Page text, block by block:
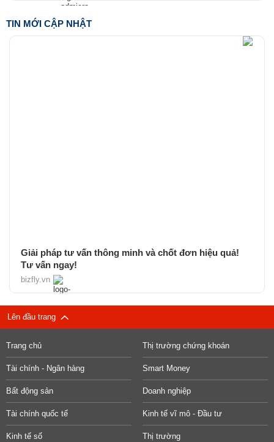
TIN MỚI CẬP NHẬT
Giải pháp tư vấn thông minh và chốt đơn hiệu quả!
Tư vấn ngay!
bizfly.vn
Lên đầu trang
Trang chủ Thị trường chứng khoán
Tài chính - Ngân hàng Smart Money
Bất động sản Doanh nghiệp
Tài chính quốc tế Kinh tế vĩ mô - Đầu tư
Kinh tế số Thị trường